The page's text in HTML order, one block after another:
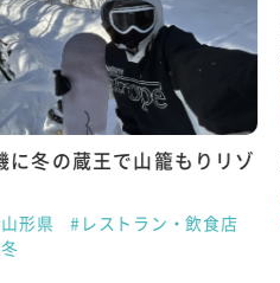
に冬の蔵王で山籠もりリゾ
形県
#レストラン・飲食店